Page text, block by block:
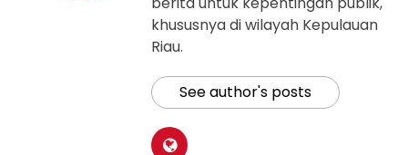
khususnya di wilayah Kepulauan
Riau.
See author's posts